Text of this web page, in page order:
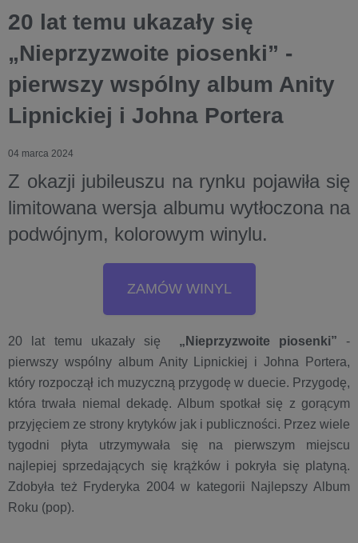
20 lat temu ukazały się
„Nieprzyzwoite piosenki” -
pierwszy wspólny album Anity
Lipnickiej i Johna Portera
04 marca 2024
Z okazji jubileuszu na rynku pojawiła się
limitowana wersja albumu wytłoczona na
podwójnym, kolorowym winylu.
ZAMÓW WINYL
20 lat temu ukazały się „Nieprzyzwoite piosenki” -
pierwszy wspólny album Anity Lipnickiej i Johna Portera,
który rozpoczął ich muzyczną przygodę w duecie. Przygodę,
która trwała niemal dekadę. Album spotkał się z gorącym
przyjęciem ze strony krytyków jak i publiczności. Przez wiele
tygodni płyta utrzymywała się na pierwszym miejscu
najlepiej sprzedających się krążków i pokryła się platyną.
Zdobyła też Fryderyka 2004 w kategorii Najlepszy Album
Roku (pop).